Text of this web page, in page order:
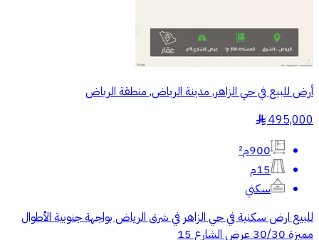
أرض للبيع في حي الزاهر, مدينة الرياض, منطقة الرياض
495,000
§
900م²
15م
سكني
للبيع ارض سكنية في حي الزاهر في شرق الرياض بواجهة جنوبية الأطوال
مميزة 30/30 عرض الشارع 15